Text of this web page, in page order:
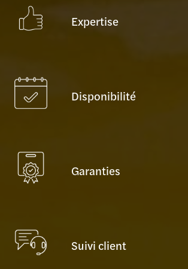
Expertise
Disponibilité
Garanties
Suivi client